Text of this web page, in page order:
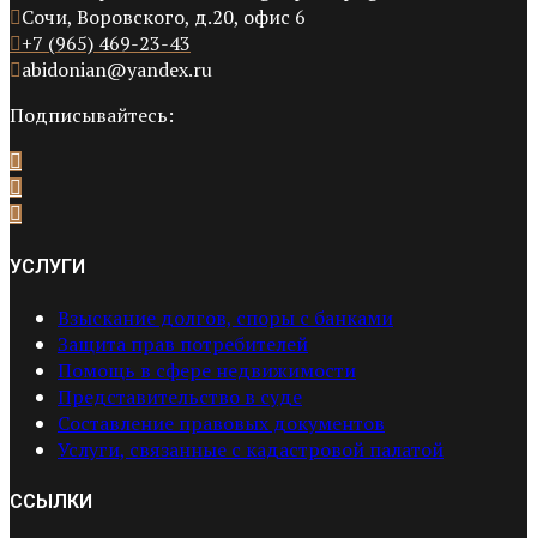
Сочи, Воровского, д.20, офис 6
+7 (965) 469-23-43
abidonian@yandex.ru
Подписывайтесь:
УСЛУГИ
Взыскание долгов, споры с банками
Защита прав потребителей
Помощь в сфере недвижимости
Представительство в суде
Составление правовых документов
Услуги, связанные с кадастровой палатой
ССЫЛКИ